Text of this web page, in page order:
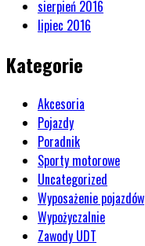
sierpień 2016
lipiec 2016
Kategorie
Akcesoria
Pojazdy
Poradnik
Sporty motorowe
Uncategorized
Wyposażenie pojazdów
Wypożyczalnie
Zawody UDT